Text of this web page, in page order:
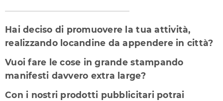
PICCOLI FORMATI
Hai deciso di promuovere la tua attività,
realizzando locandine da appendere in città?
Vuoi fare le cose in grande stampando
manifesti davvero extra large?
Con i nostri prodotti pubblicitari potrai